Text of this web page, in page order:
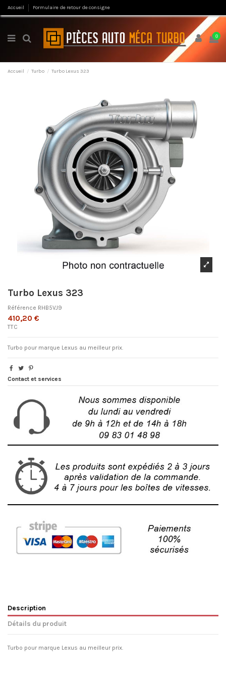
Accueil Formulaire de retour de consigne
0
Accueil Turbo Turbo Lexus 323
Turbo Lexus 323
Référence RHB5VJ9
410,20 €
TTC
Turbo pour marque Lexus au meilleur prix.
Contact et services
Description
Détails du produit
Turbo pour marque Lexus au meilleur prix.